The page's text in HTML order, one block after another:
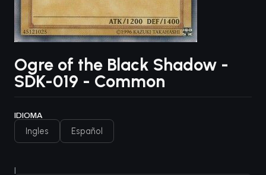
Ogre of the Black Shadow -
SDK-019 - Common
IDIOMA
Ingles Español
|